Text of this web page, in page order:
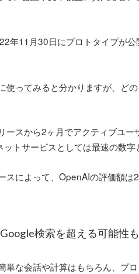
年11月30日にプロトタイプが公
使ってみると分かりますが、ど
ースから2ヶ月でアクティブユ
トサービスとしては最速の数字
スによって、OpenAIの評価額
検索を超える可能性も
単な会話や計算はもちろん、プ